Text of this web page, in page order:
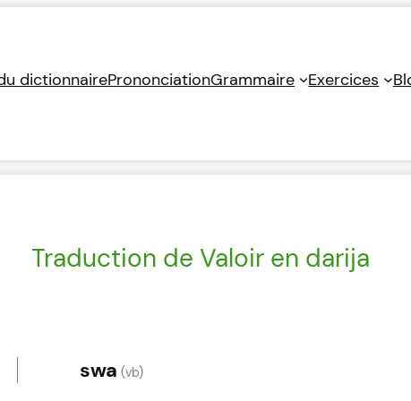
dictionnairePrononciationGrammaire Exercices
Traduction de Valoir en darija
swa (vb)